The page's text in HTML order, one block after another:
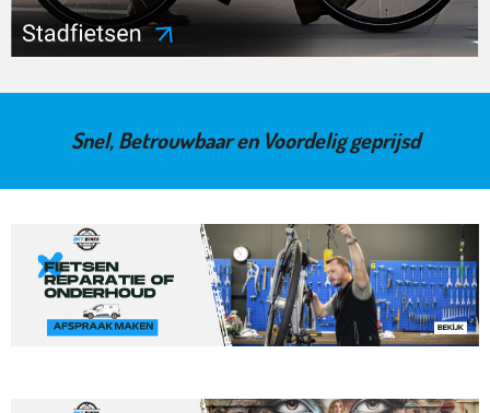
Snel, Betrouwbaar en Voordelig geprijsd